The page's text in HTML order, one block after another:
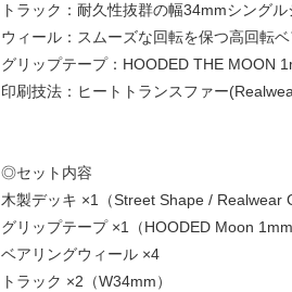
トラック：耐久性抜群の幅34mmシングル
ウィール：スムーズな回転を保つ高回転
グリップテープ：HOODED THE MOON
印刷技法：ヒートトランスファー
◎セット内容
木製デッキ ×1（Street Shape / Realwear
グリップテープ ×1（HOODED Moon 1mm
ベアリングウィール ×4
トラック ×2（W34mm）